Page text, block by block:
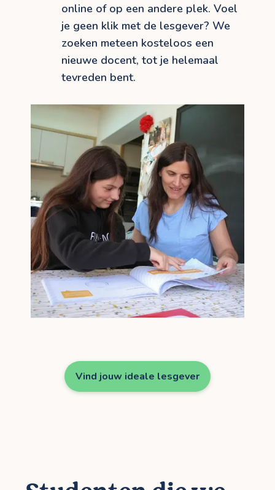
online of op een andere plek. Voel
je geen klik met de lesgever? We
zoeken meteen kosteloos een
nieuwe docent, tot je helemaal
tevreden bent.
Vind jouw ideale lesgever